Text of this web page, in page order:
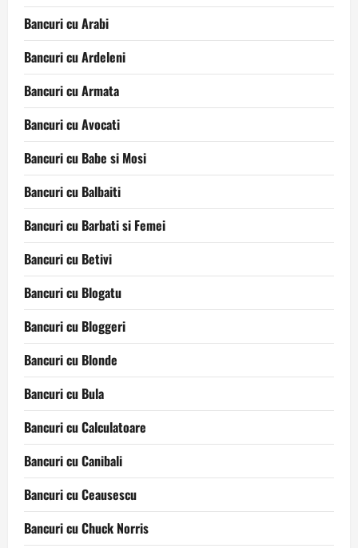
Bancuri cu Arabi
Bancuri cu Ardeleni
Bancuri cu Armata
Bancuri cu Avocati
Bancuri cu Babe si Mosi
Bancuri cu Balbaiti
Bancuri cu Barbati si Femei
Bancuri cu Betivi
Bancuri cu Blogatu
Bancuri cu Bloggeri
Bancuri cu Blonde
Bancuri cu Bula
Bancuri cu Calculatoare
Bancuri cu Canibali
Bancuri cu Ceausescu
Bancuri cu Chuck Norris